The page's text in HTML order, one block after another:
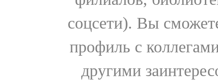
соцсети). Вы
профиль с
другими